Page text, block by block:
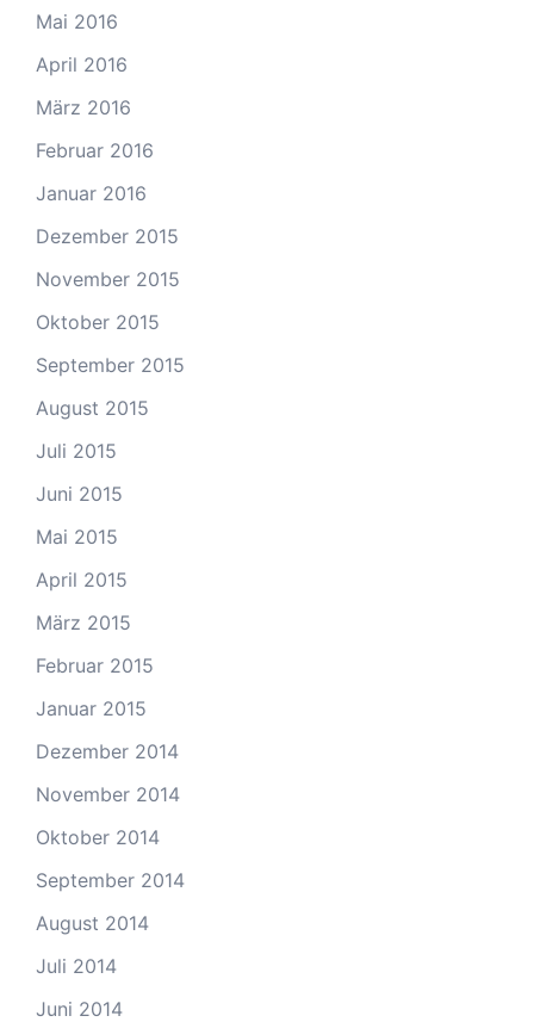
Mai 2016
April 2016
März 2016
Februar 2016
Januar 2016
Dezember 2015
November 2015
Oktober 2015
September 2015
August 2015
Juli 2015
Juni 2015
Mai 2015
April 2015
März 2015
Februar 2015
Januar 2015
Dezember 2014
November 2014
Oktober 2014
September 2014
August 2014
Juli 2014
Juni 2014